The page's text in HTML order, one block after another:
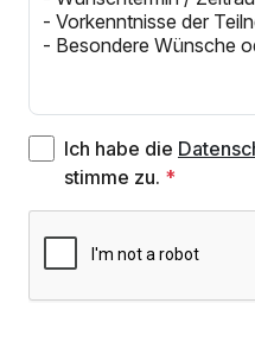
Ich habe die
stimme zu.